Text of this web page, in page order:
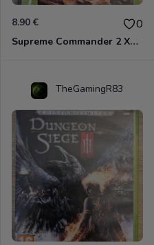
8.90 € 0
Supreme Commander 2 Xbox 360
TheGamingR83